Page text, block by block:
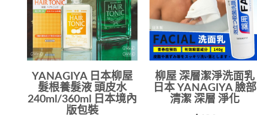
YANAGIYA 日本柳屋
髮根養髮液 頭皮水
240ml/360ml 日本境內
版包裝
柳屋 深層潔淨洗面乳
日本 YANAGIYA 臉部
清潔 深層 淨化